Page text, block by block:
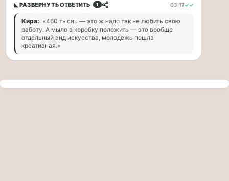
|
16:00
Петр
Ильич
Чайковский
—
из
самых
◣ РАЗВЕРНУТЬОТВЕТИТЬ 1 03:17✓✓
Кира: «460 тысяч — это ж надо так не любить свою
работу. А мыло в коробку положить — это вообще
отдельный вид искусства, молодежь пошла
креативная.»